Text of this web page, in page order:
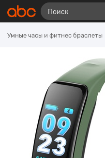
Умные часы и фитнес браслеты